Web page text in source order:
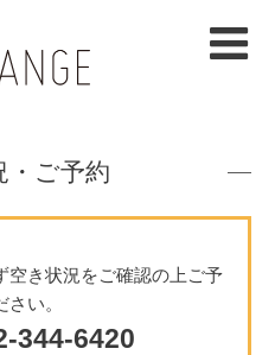
・ご予約
空き状況をご確認の上ご予
さい。
344-6420